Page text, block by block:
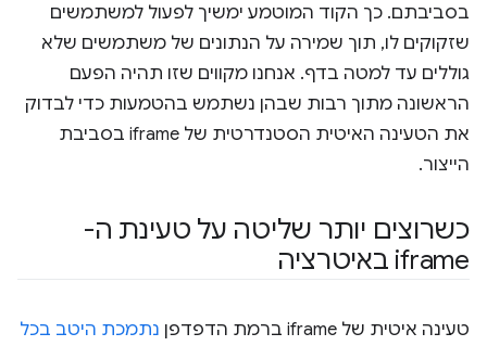
בסביבתם. כך הקוד המוטמע ימשיך לפעול למשתמשים
שזקוקים לו, תוך שמירה על הנתונים של משתמשים שלא
גוללים עד למטה בדף. אנחנו מקווים שזו תהיה הפעם
הראשונה מתוך רבות שבהן נשתמש בהטמעות כדי לבדוק
את הטעינה האיטית הסטנדרטית של iframe בסביבת
הייצור.
כשרוצים יותר שליטה על טעינת ה-
iframe באיטרציה
טעינה איטית של iframe ברמת הדפדפן
נתמכת היטב בכל